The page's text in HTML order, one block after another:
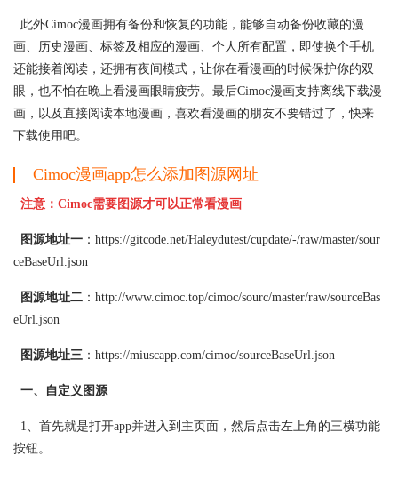
此外Cimoc漫画拥有备份和恢复的功能，能够自动备份收藏的漫
画、历史漫画、标签及相应的漫画、个人所有配置，即使换个手机
还能接着阅读，还拥有夜间模式，让你在看漫画的时候保护你的双
眼，也不怕在晚上看漫画眼睛疲劳。最后Cimoc漫画支持离线下载漫
画，以及直接阅读本地漫画，喜欢看漫画的朋友不要错过了，快来
下载使用吧。
Cimoc漫画app怎么添加图源网址
注意：Cimoc需要图源才可以正常看漫画
图源地址一 ：https://gitcode.net/Haleydutest/cupdate/-/raw/master/sour
ceBaseUrl.json
图源地址二 ：http://www.cimoc.top/cimoc/sourc/master/raw/sourceBas
eUrl.json
图源地址三 ：https://miuscapp.com/cimoc/sourceBaseUrl.json
一、自定义图源
1、首先就是打开app并进入到主页面，然后点击左上角的三横功能
按钮。